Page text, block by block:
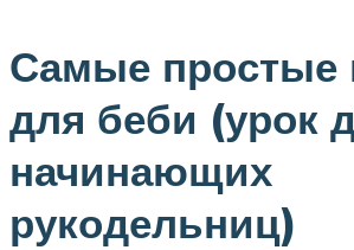
Самые простые
для беби (урок
начинающих
рукодельниц)